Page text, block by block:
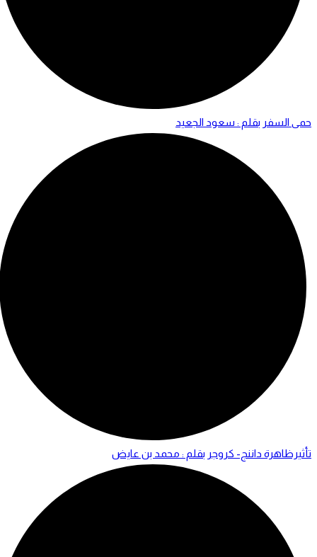
حمى السفر بقلم : سعود الجعيد
تأثيرظاهرة داننج- كروجر بقلم : محمد بن عايض